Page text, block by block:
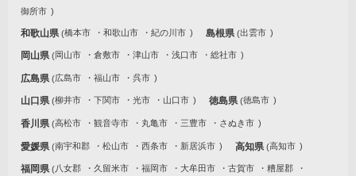
御所市
和歌山県 橋本市 和歌山市 紀の川市 島根県 出雲市
岡山県 岡山市 倉敷市 津山市 浅口市 総社市
広島県 広島市 福山市 呉市
山口県 柳井市 下関市 光市 山口市 徳島県 徳島市
香川県 高松市 観音寺市 丸亀市 三豊市 さぬき市
愛媛県 南宇和郡 松山市 西条市 新居浜市 高知県 高知市
福岡県 八女郡 久留米市 福岡市 大牟田市 古賀市
糟屋郡